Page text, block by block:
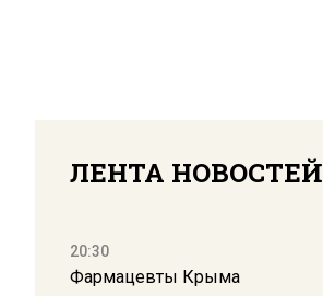
ЛЕНТА НОВОСТЕЙ
20:30
Фармацевты Крыма